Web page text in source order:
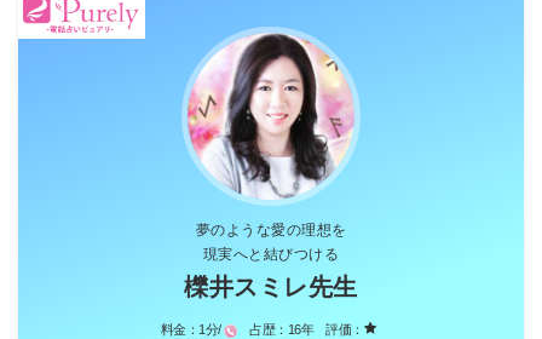
夢のような愛の理想を
現実へと結びつける
櫟井スミレ先生
料金： 1分/ 占歴： 16年
評価：